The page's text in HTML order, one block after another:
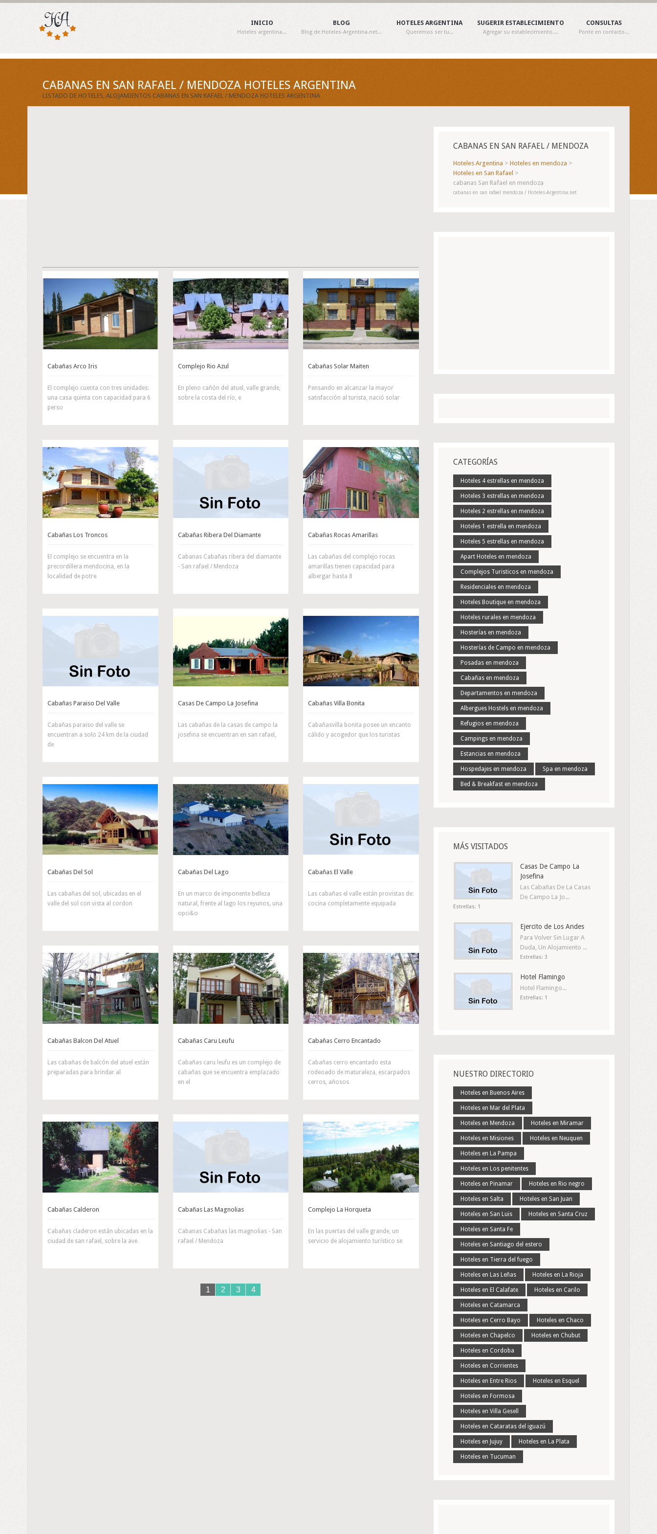
INICIO
Hoteles argentina...
BLOG
Blog de Hoteles-Argentina.net...
HOTELES ARGENTINA
Queremos ser tu...
SUGERIR ESTABLECIMIENTO
Agregar su establecimiento....
CONSULTAS
Ponte en contacto...
CABANAS EN SAN RAFAEL / MENDOZA HOTELES ARGENTINA
LISTADO DE HOTELES, ALOJAMIENTOS CABANAS EN SAN RAFAEL / MENDOZA HOTELES ARGENTINA
Cabañas Arco Iris
El complejo cuenta con tres unidades:
una casa quinta con capacidad para 6
perso
Complejo Rio Azul
En pleno cañón del atuel, valle grande,
sobre la costa del río, e
Cabañas Solar Maiten
Pensando en alcanzar la mayor
satisfacción al turista, nació solar
Cabañas Los Troncos
El complejo se encuentra en la
precordillera mendocina, en la
localidad de potre
Cabañas Ribera Del Diamante
Cabanas Cabañas ribera del diamante
- San rafael / Mendoza
Cabañas Rocas Amarillas
Las cabañas del complejo rocas
amarillas tienen capacidad para
albergar hasta 8
Cabañas Paraiso Del Valle
Cabañas paraiso del valle se
encuentran a solo 24 km de la ciudad
de
Casas De Campo La Josefina
Las cabañas de la casas de campo la
josefina se encuentran en san rafael,
Cabañas Villa Bonita
Cabañasvilla bonita posee un encanto
cálido y acogedor que los turistas
Cabañas Del Sol
Las cabañas del sol, ubicadas en el
valle del sol con vista al cordon
Cabañas Del Lago
En un marco de imponente belleza
natural, frente al lago los reyunos, una
opci&o
Cabañas El Valle
Las cabañas el valle están provistas de:
cocina completamente equipada
Cabañas Balcon Del Atuel
Las cabañas de balcón del atuel están
preparadas para brindar al
Cabañas Caru Leufu
Cabañas caru leufu es un complejo de
cabañas que se encuentra emplazado
en el
Cabañas Cerro Encantado
Cabañas cerro encantado esta
rodeoado de maturaleza, escarpados
cerros, añosos
Cabañas Calderon
Cabañas claderon están ubicadas en la
ciudad de san rafael, sobre la ave
Cabañas Las Magnolias
Cabanas Cabañas las magnolias - San
rafael / Mendoza
Complejo La Horqueta
En las puertas del valle grande, un
servicio de alojamiento turístico se
1 2 3 4
CABANAS EN SAN RAFAEL / MENDOZA
Hoteles Argentina > Hoteles en mendoza >
Hoteles en San Rafael >
cabanas San Rafael en mendoza
cabanas en san rafael mendoza / Hoteles-Argentina.net
CATEGORÍAS
Hoteles 4 estrellas en mendoza
Hoteles 3 estrellas en mendoza
Hoteles 2 estrellas en mendoza
Hoteles 1 estrella en mendoza
Hoteles 5 estrellas en mendoza
Apart Hoteles en mendoza
Complejos Turisticos en mendoza
Residenciales en mendoza
Hoteles Boutique en mendoza
Hoteles rurales en mendoza
Hosterías en mendoza
Hosterías de Campo en mendoza
Posadas en mendoza
Cabañas en mendoza
Departamentos en mendoza
Albergues Hostels en mendoza
Refugios en mendoza
Campings en mendoza
Estancias en mendoza
Hospedajes en mendoza Spa en mendoza
Bed & Breakfast en mendoza
MÁS VISITADOS
Casas De Campo La
Josefina
Las Cabañas De La Casas
De Campo La Jo...
Estrellas: 1
Ejercito de Los Andes
Para Volver Sin Lugar A
Duda, Un Alojamiento ...
Estrellas: 3
Hotel Flamingo
Hotel Flamingo...
Estrellas: 1
NUESTRO DIRECTORIO
Hoteles en Buenos Aires
Hoteles en Mar del Plata
Hoteles en Mendoza Hoteles en Miramar
Hoteles en Misiones Hoteles en Neuquen
Hoteles en La Pampa
Hoteles en Los penitentes
Hoteles en Pinamar Hoteles en Rio negro
Hoteles en Salta Hoteles en San Juan
Hoteles en San Luis Hoteles en Santa Cruz
Hoteles en Santa Fe
Hoteles en Santiago del estero
Hoteles en Tierra del fuego
Hoteles en Las Leñas Hoteles en La Rioja
Hoteles en El Calafate Hoteles en Carilo
Hoteles en Catamarca
Hoteles en Cerro Bayo Hoteles en Chaco
Hoteles en Chapelco Hoteles en Chubut
Hoteles en Cordoba
Hoteles en Corrientes
Hoteles en Entre Rios Hoteles en Esquel
Hoteles en Formosa
Hoteles en Villa Gesell
Hoteles en Cataratas del iguazú
Hoteles en Jujuy Hoteles en La Plata
Hoteles en Tucuman